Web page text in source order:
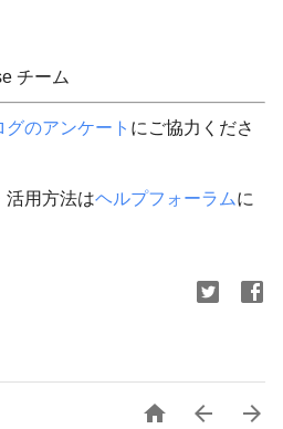
チーム
のアンケート にご協力くださ
活用方法はヘルプフォーラムに
  